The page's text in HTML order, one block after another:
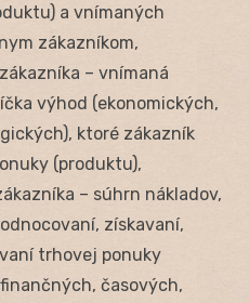
a vnímaných
zákazníkom,
– vnímaná
výhod (ekonomických,
ktoré zákazník
(produktu),
– súhrn nákladov,
získavaní,
trhovej ponuky
časových,